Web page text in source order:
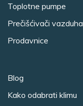
Toplotne pumpe
Prečišćivači vazduha
Prodavnice
Blog
Kako odabrati klimu